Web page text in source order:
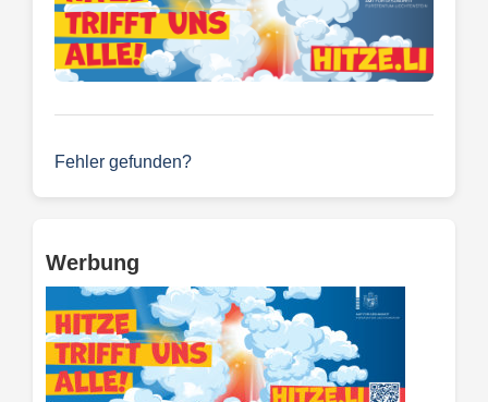
Fehler gefunden?
Werbung